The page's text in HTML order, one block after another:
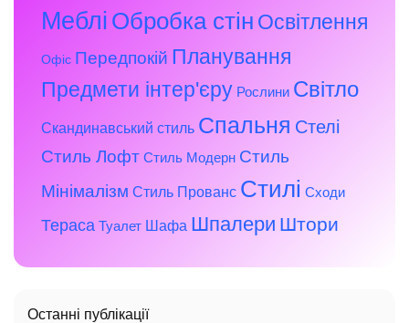
Меблі Обробка стін Освітлення
Офіс Передпокій Планування
Предмети інтер'єру Рослини Світло
Скандинавський стиль Спальня Стелі
Стиль Лофт Стиль Модерн Стиль
Мінімалізм Стиль Прованс Стилі Сходи
Тераса Туалет Шафа Шпалери Штори
Останні публікації